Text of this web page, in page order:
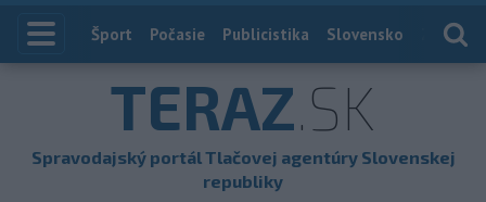
Index
Šport Počasie Publicistika Slovensko
TERAZ.SK
Spravodajský portál Tlačovej agentúry Slovenskej
republiky